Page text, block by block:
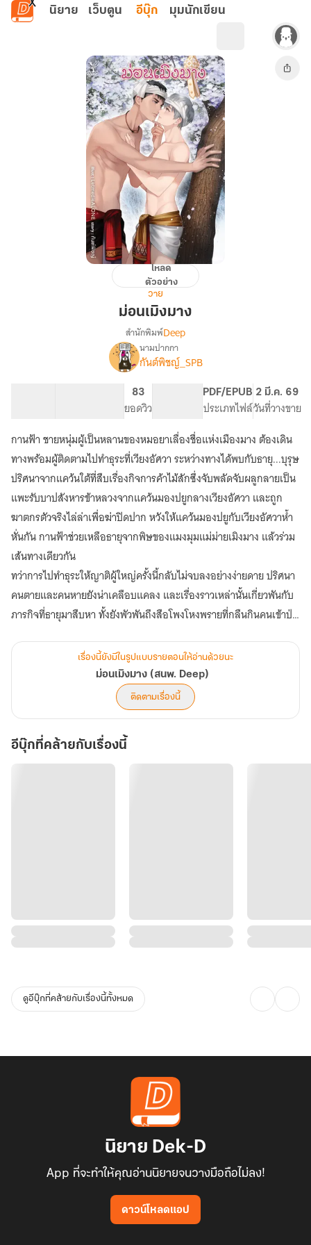
ข้ามไปยังเนื้อหาหลัก
นิยาย เว็บตูน อีบุ๊ก มุมนักเขียน
โหลด
ตัวอย่าง
วาย
ม่อนเมิงมาง
เรื่อง
ม่อน
สำนักพิมพ์Deep
นามปากกา
กันต์พิชญ์_SPB
83
ยอดวิว
PDF/EPUB
ประเภทไฟล์
2 มี.ค. 69
วันที่วางขาย
กานฟ้า ชายหนุ่มผู้เป็นหลานของหมอยาเลื่องชื่อแห่งเมืองมาง ต้องเดิน
ทางพร้อมผู้ติดตามไปทำธุระที่เวียงอัศวา ระหว่างทางได้พบกับธายุ...บุรุษ
ปริศนาจากแคว้นใต้ที่สืบเรื่องกิจการค้าไม้สักซึ่งจับพลัดจับผลูกลายเป็น
แพะรับบาปสังหารข้าหลวงจากแคว้นมองปยูกลางเวียงอัศวา และถูก
ฆาตกรตัวจริงไล่ล่าเพื่อฆ่าปิดปาก หวังให้แคว้นมองปยูกับเวียงอัศวาห้ำ
หั่นกัน กานฟ้าช่วยเหลือธายุจากพิษของแมงมุมแม่ม่ายเมิงมาง แล้วร่วม
เส้นทางเดียวกัน
ทว่าการไปทำธุระให้ญาติผู้ใหญ่ครั้งนี้กลับไม่จบลงอย่างง่ายดาย ปริศนา
คนตายและคนหายยังน่าเคลือบแคลง และเรื่องราวเหล่านั้นเกี่ยวพันกับ
ภารกิจที่ธายุมาสืบหา ทั้งยังพัวพันถึงสือโพงโหงพรายที่กลืนกินคนเข้าป่า
ม่อนเมืองมาง...เทือกเขาสลับซับซ้อนในเขตเวียงเมืองมาง เป็นที่ขยาด
ขยั้นของผู้คนที่ก้าวล้ำล่วงเข้าสู่ มันเต็มไปด้วยความลี้ลับและความตาย
จนถูกคนต่างถิ่นตั้งสมญา เรียกขานกันว่า...ม่อนเมิงมาง
เรื่องนี้ยังมีในรูปแบบรายตอนให้อ่านด้วยนะ
ม่อนเมิงมาง (สนพ. Deep)
ติดตามเรื่องนี้
อีบุ๊กที่คล้ายกับเรื่องนี้
ดูอีบุ๊กที่คล้ายกับเรื่องนี้ทั้งหมด
นิยาย Dek-D
App ที่จะทำให้คุณอ่านนิยายจนวางมือถือไม่ลง!
ดาวน์โหลดแอป